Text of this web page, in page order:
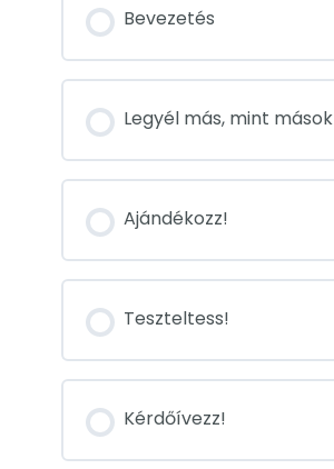
Bevezetés
Legyél más, mint mások
Ajándékozz!
Teszteltess!
Kérdőívezz!